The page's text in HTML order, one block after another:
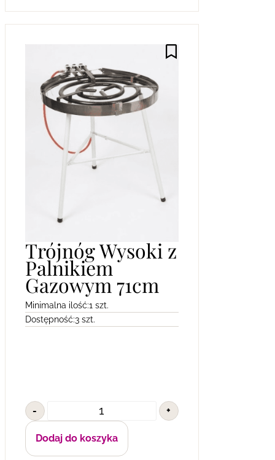
Trójnóg Wysoki z
Palnikiem
Gazowym 71cm
Minimalna ilość:1 szt.
Dostępność:3 szt.
- +
Dodaj do koszyka